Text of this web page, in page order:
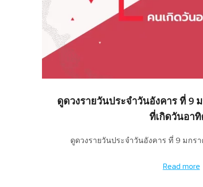
ดูดวงรายวันประจำวันอังคาร ที่ 9
ที่เกิดวันอา
ดูดวงรายวันประจำวันอังคาร ที่ 9 มก
Read more